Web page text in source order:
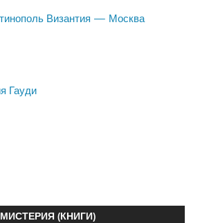
Византия — Москва
Гауди
(КНИГИ)